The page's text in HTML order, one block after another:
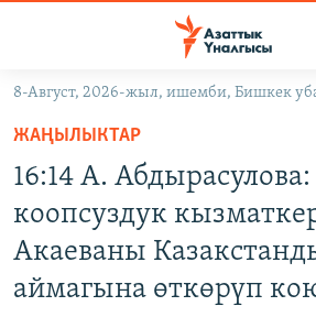
Навигацияга
өтүңүз
салыңыз
ЭКОНОМИКА
БОРБОР АЗИЯ
УКРАИНА
АТАЙЫН ИЛИКТӨӨ
8-Август, 2026-жыл, ишемби, Бишкек
ЖАҢЫЛЫКТАР
16:14 А.
коопсуздук
Акаеваны
аймагына өткөрүп